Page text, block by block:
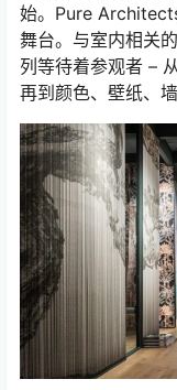
始。Pure
舞台。与室内相关
列等待着参观者 –
再到颜色、壁纸、墙